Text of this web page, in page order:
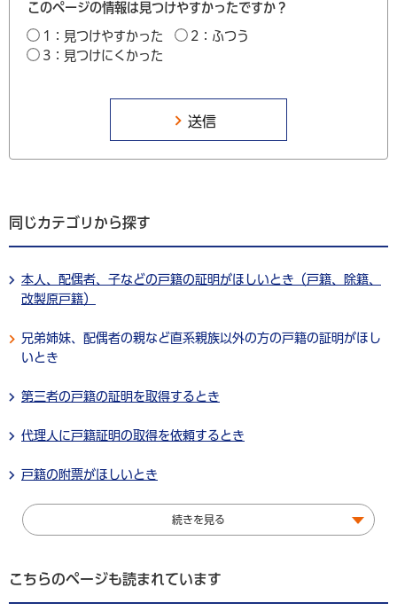
このページの情報は見つけやすかったですか？
1：見つけやすかった
2：ふつう
3：見つけにくかった
同じカテゴリから探す
本人、配偶者、子などの戸籍の証明がほしいとき（戸籍、除籍、
改製原戸籍）
兄弟姉妹、配偶者の親など直系親族以外の方の戸籍の証明がほし
いとき
第三者の戸籍の証明を取得するとき
代理人に戸籍証明の取得を依頼するとき
戸籍の附票がほしいとき
続きを見る
こちらのページも読まれています